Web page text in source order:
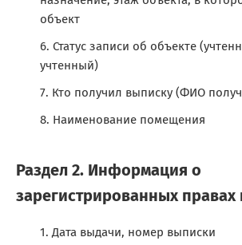
объект
Статус записи об объекте
учтенный)
Кто получил выписку (ФИО
Наименование помещения
Раздел 2. Информация о
зарегистрированных правах
Дата выдачи, номер выписки